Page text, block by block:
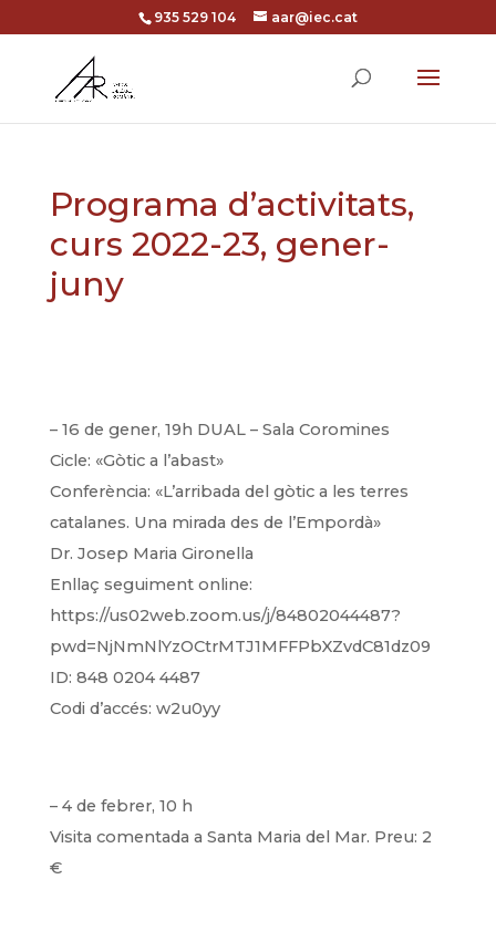
935 529 104 aar@iec.cat
Programa d’activitats,
curs 2022-23, gener-
juny
– 16 de gener, 19h DUAL – Sala Coromines
Cicle: «Gòtic a l’abast»
Conferència: «L’arribada del gòtic a les terres
catalanes. Una mirada des de l’Empordà»
Dr. Josep Maria Gironella
Enllaç seguiment online:
https://us02web.zoom.us/j/84802044487?
pwd=NjNmNlYzOCtrMTJ1MFFPbXZvdC81dz09
ID: 848 0204 4487
Codi d’accés: w2u0yy
– 4 de febrer, 10 h
Visita comentada a Santa Maria del Mar. Preu: 2
€